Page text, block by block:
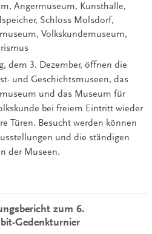
Angermuseum, Kunsthalle,
Schloss Molsdorf,
Volkskundemuseum,
dem 3. Dezember, öffnen die
und Geschichtsmuseen, das
und das Museum für
bei freiem Eintritt wieder
Türen. Besucht werden können
und die ständigen
der Museen.
zum 6.
Gedenkturnier